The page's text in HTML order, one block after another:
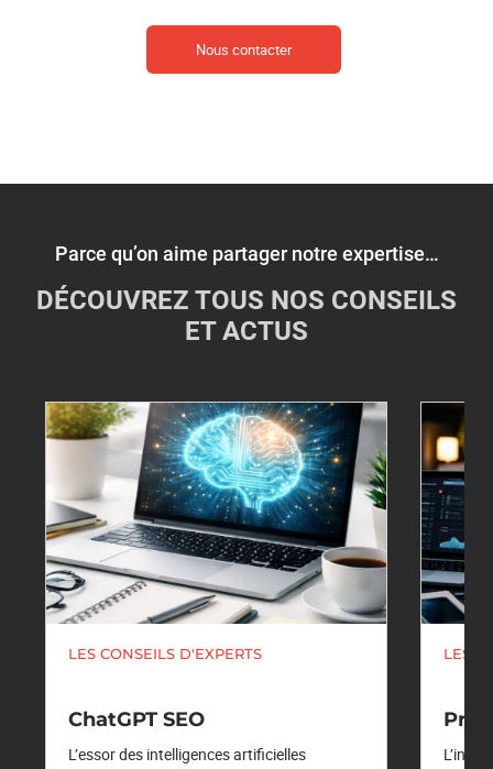
Nous contacter
Parce qu’on aime partager notre expertise…
DÉCOUVREZ TOUS NOS CONSEILS
ET ACTUS
LES CONSEILS D'EXPERTS
ChatGPT SEO
L’essor des intelligences artificielles
LES